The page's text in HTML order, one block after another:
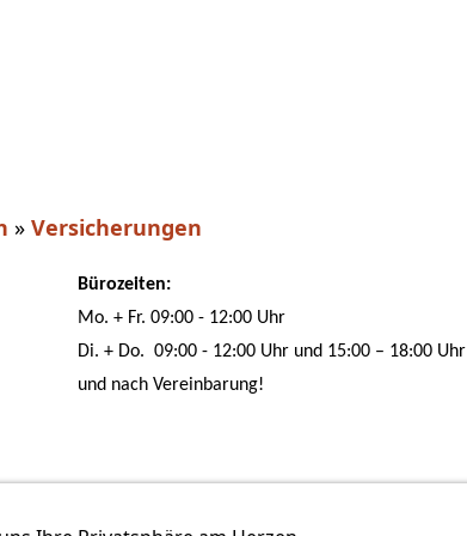
» Versicherungen
Bürozeiten:
Mo. + Fr. 09:00 - 12:00 Uhr
Di. + Do. 09:00 - 12:00 Uhr und 15:00 – 18:00 Uhr
und nach Vereinbarung!